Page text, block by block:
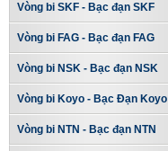
Vòng bi SKF - Bạc đạn SKF
Vòng bi FAG - Bạc đạn FAG
Vòng bi NSK - Bạc đạn NSK
Vòng bi Koyo - Bạc Đạn Koyo
Vòng bi NTN - Bạc đạn NTN